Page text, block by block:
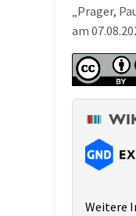
„Prager,
am
Weitere